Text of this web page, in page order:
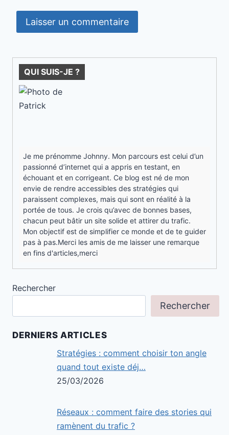
QUI SUIS-JE ?
Je me prénomme Johnny. Mon parcours est celui d’un
passionné d’internet qui a appris en testant, en
échouant et en corrigeant. Ce blog est né de mon
envie de rendre accessibles des stratégies qui
paraissent complexes, mais qui sont en réalité à la
portée de tous. Je crois qu’avec de bonnes bases,
chacun peut bâtir un site solide et attirer du trafic.
Mon objectif est de simplifier ce monde et de te guider
pas à pas.Merci les amis de me laisser une remarque
en fins d'articles,merci
Rechercher
Rechercher
DERNIERS ARTICLES
Stratégies : comment choisir ton angle
quand tout existe déj…
25/03/2026
Réseaux : comment faire des stories qui
ramènent du trafic ?